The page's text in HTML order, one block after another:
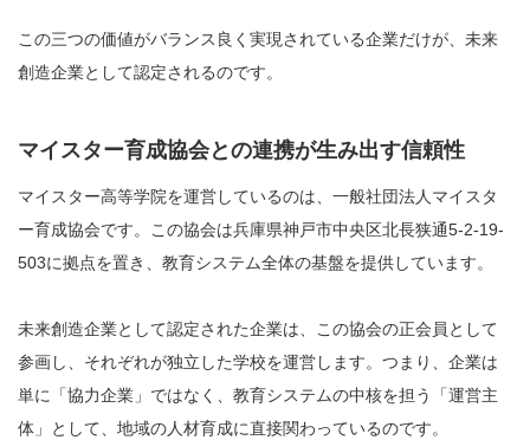
この三つの価値がバランス良く実現されている企業だけが、未来
創造企業として認定されるのです。
マイスター育成協会との連携が生み出す信頼性
マイスター高等学院を運営しているのは、一般社団法人マイスタ
ー育成協会です。この協会は兵庫県神戸市中央区北長狭通5-2-19-
503に拠点を置き、教育システム全体の基盤を提供しています。
未来創造企業として認定された企業は、この協会の正会員として
参画し、それぞれが独立した学校を運営します。つまり、企業は
単に「協力企業」ではなく、教育システムの中核を担う「運営主
体」として、地域の人材育成に直接関わっているのです。